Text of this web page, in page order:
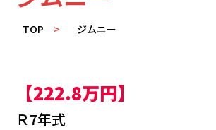
TOP ジムニー
【222.8万円】
Ｒ7年式